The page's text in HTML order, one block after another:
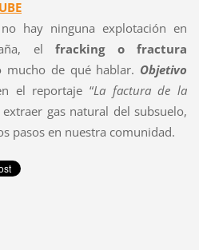
hay ninguna explotación en
elfracking o fractura
mucho de qué hablar. Objetivo
el reportaje “La factura de la
gas natural del subsuelo,
pasos en nuestra comunidad.